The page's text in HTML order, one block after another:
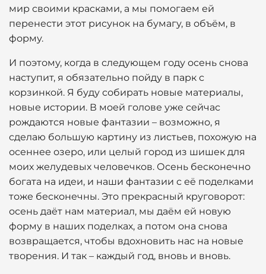
мир своими красками, а мы помогаем ей
перенести этот рисунок на бумагу, в объём, в
форму.
И поэтому, когда в следующем году осень снова
наступит, я обязательно пойду в парк с
корзинкой. Я буду собирать новые материалы,
новые истории. В моей голове уже сейчас
рождаются новые фантазии – возможно, я
сделаю большую картину из листьев, похожую на
осеннее озеро, или целый город из шишек для
моих желудевых человечков. Осень бесконечно
богата на идеи, и наши фантазии с её поделками
тоже бесконечны. Это прекрасный круговорот:
осень даёт нам материал, мы даём ей новую
форму в наших поделках, а потом она снова
возвращается, чтобы вдохновить нас на новые
творения. И так – каждый год, вновь и вновь.